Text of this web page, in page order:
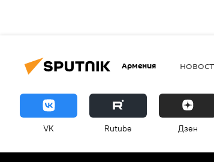
Армения
VK Rutube Дзен